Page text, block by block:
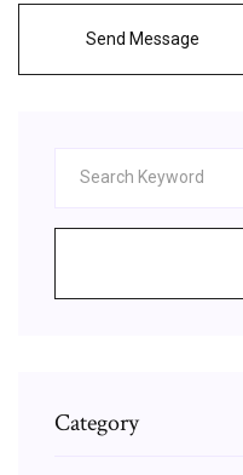
Send Message
Category